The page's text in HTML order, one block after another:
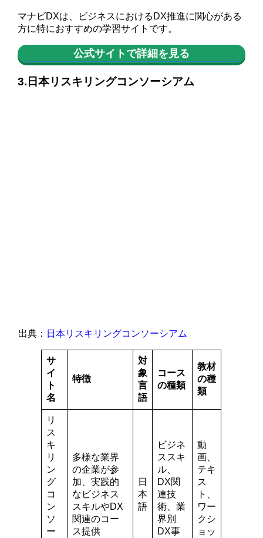
マナビDXは、ビジネスにおけるDX推進に関心がある
方に特におすすめの学習サイトです。
公式サイトで詳細を見る
3.日本リスキリングコンソーシアム
出典： 日本リスキリングコンソーシアム
サ
イ
ト
名
特徴
対
象
言
語
コース
の種類
教材
の種
類
リ
ス
キ
リ
ン
グ
コ
ン
ソ
ー
多様な業界
の企業が参
加、実践的
なビジネス
スキルやDX
関連のコー
ス提供
日
本
語
ビジネ
ススキ
ル、
DX関
連技
術、業
界別
DX事
動
画、
テキ
ス
ト、
ワー
クシ
ョッ